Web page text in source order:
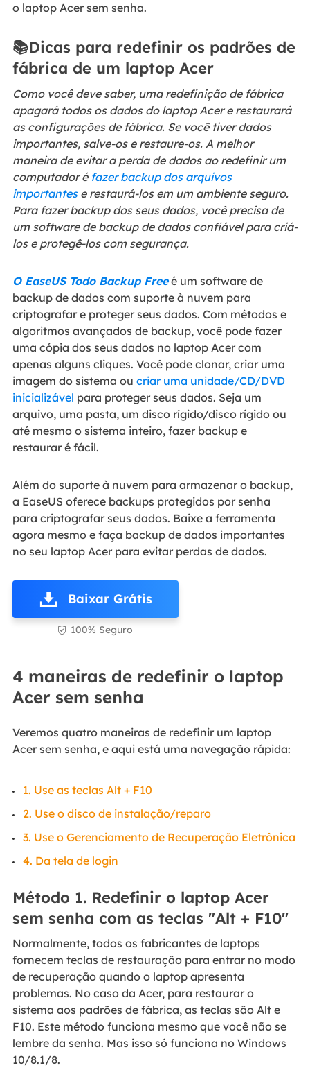
o laptop Acer sem senha.
📚Dicas para redefinir os padrões de
fábrica de um laptop Acer
Como você deve saber, uma redefinição de fábrica
apagará todos os dados do laptop Acer e restaurará
as configurações de fábrica. Se você tiver dados
importantes, salve-os e restaure-os. A melhor
maneira de evitar a perda de dados ao redefinir um
computador é fazer backup dos arquivos
importantese restaurá-los em um ambiente seguro.
Para fazer backup dos seus dados, você precisa de
um software de backup de dados confiável para criá-
los e protegê-los com segurança.
O EaseUS Todo Backup Freeé um software de
backup de dados com suporte à nuvem para
criptografar e proteger seus dados. Com métodos e
algoritmos avançados de backup, você pode fazer
uma cópia dos seus dados no laptop Acer com
apenas alguns cliques. Você pode clonar, criar uma
imagem do sistema ou criar uma unidade/CD/DVD
inicializável para proteger seus dados. Seja um
arquivo, uma pasta, um disco rígido/disco rígido ou
até mesmo o sistema inteiro, fazer backup e
restaurar é fácil.
Além do suporte à nuvem para armazenar o backup,
a EaseUS oferece backups protegidos por senha
para criptografar seus dados. Baixe a ferramenta
agora mesmo e faça backup de dados importantes
no seu laptop Acer para evitar perdas de dados.
Baixar Grátis
 100% Seguro
4 maneiras de redefinir o laptop
Acer sem senha
Veremos quatro maneiras de redefinir um laptop
Acer sem senha, e aqui está uma navegação rápida:
1. Use as teclas Alt + F10
2. Use o disco de instalação/reparo
3. Use o Gerenciamento de Recuperação Eletrônica
4. Da tela de login
Método 1. Redefinir o laptop Acer
sem senha com as teclas "Alt + F10"
Normalmente, todos os fabricantes de laptops
fornecem teclas de restauração para entrar no modo
de recuperação quando o laptop apresenta
problemas. No caso da Acer, para restaurar o
sistema aos padrões de fábrica, as teclas são Alt e
F10. Este método funciona mesmo que você não se
lembre da senha. Mas isso só funciona no Windows
10/8.1/8.